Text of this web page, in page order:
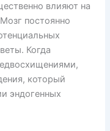
влияют на
постоянно
Когда
который
эндогенных